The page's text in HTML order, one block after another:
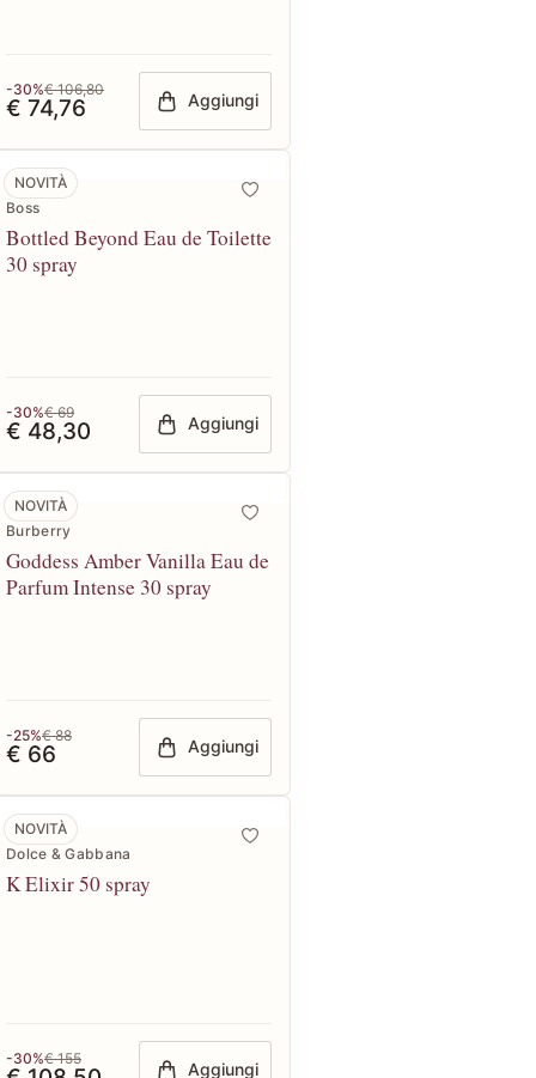
-30%€ 106,80
€ 74,76 Aggiungi
NOVITÀ
Boss
Bottled Beyond Eau de Toilette
30 spray
-30%€ 69
€ 48,30 Aggiungi
NOVITÀ
Burberry
Goddess Amber Vanilla Eau de
Parfum Intense 30 spray
-25%€ 88
€ 66 Aggiungi
NOVITÀ
Dolce & Gabbana
K Elixir 50 spray
-30%€ 155
Aggiungi